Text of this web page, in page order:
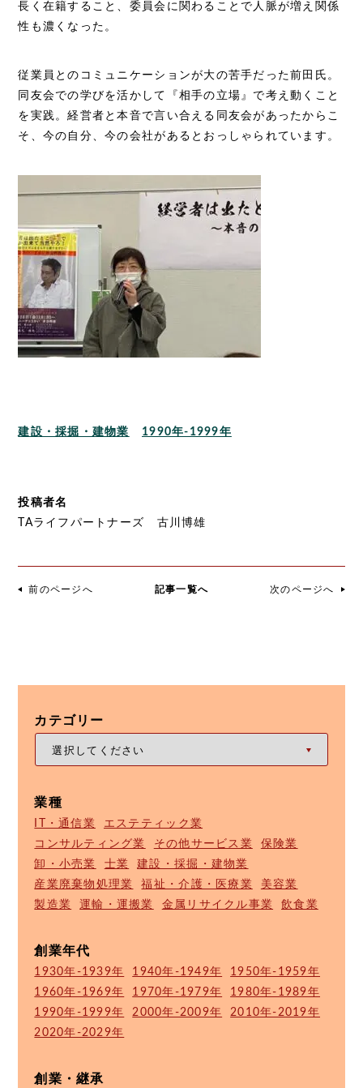
長く在籍すること、委員会に関わることで人脈が増え関係
性も濃くなった。
従業員とのコミュニケーションが大の苦手だった前田氏。
同友会での学びを活かして『相手の立場』で考え動くこと
を実践。経営者と本音で言い合える同友会があったからこ
そ、今の自分、今の会社があるとおっしゃられています。
建設・採掘・建物業 1990年-1999年
投稿者名
TAライフパートナーズ 古川博雄
前のページへ 記事一覧へ 次のページへ
カテゴリー
業種
IT・通信業
エステティック業
コンサルティング業
その他サービス業
保険業
卸・小売業
士業
建設・採掘・建物業
産業廃棄物処理業
福祉・介護・医療業
美容業
製造業
運輸・運搬業 金属リサイクル事業 飲食業
創業年代
1930年-1939年 1940年-1949年
1950年-1959年
1960年-1969年
1970年-1979年
1980年-1989年
1990年-1999年
2000年-2009年
2010年-2019年
2020年-2029年
創業・継承